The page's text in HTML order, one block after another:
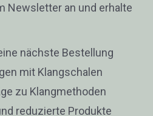
Newsletter an und erhalte
nächste Bestellung
mit Klangschalen
zu Klangmethoden
reduzierte Produkte